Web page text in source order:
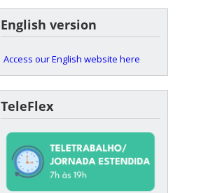
English version
Access our English website here
TeleFlex